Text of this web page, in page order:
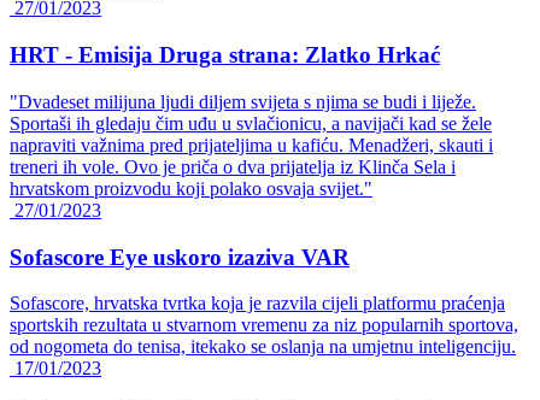
27/01/2023
HRT - Emisija Druga strana: Zlatko Hrkać
"Dvadeset milijuna ljudi diljem svijeta s njima se budi i liježe.
Sportaši ih gledaju čim uđu u svlačionicu, a navijači kad se žele
napraviti važnima pred prijateljima u kafiću. Menadžeri, skauti i
treneri ih vole. Ovo je priča o dva prijatelja iz Klinča Sela i
hrvatskom proizvodu koji polako osvaja svijet."
27/01/2023
Sofascore Eye uskoro izaziva VAR
Sofascore, hrvatska tvrtka koja je razvila cijeli platformu praćenja
sportskih rezultata u stvarnom vremenu za niz popularnih sportova,
od nogometa do tenisa, itekako se oslanja na umjetnu inteligenciju.
17/01/2023